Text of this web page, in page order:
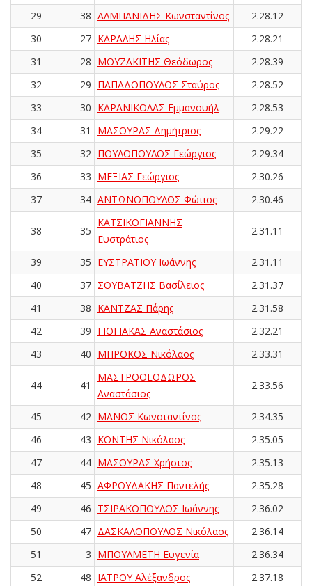
29
38 ΑΛΜΠΑΝΙΔΗΣ Κωνσταντίνος
2.28.12
30
27 ΚΑΡΑΛΗΣ Ηλίας
2.28.21
31
28 ΜΟΥΖΑΚΙΤΗΣ Θεόδωρος
2.28.39
32
29 ΠΑΠΑΔΟΠΟΥΛΟΣ Σταύρος
2.28.52
33
30 ΚΑΡΑΝΙΚΟΛΑΣ Εμμανουήλ
2.28.53
34
31 ΜΑΣΟΥΡΑΣ Δημήτριος
2.29.22
35
32 ΠΟΥΛΟΠΟΥΛΟΣ Γεώργιος
2.29.34
36
33 ΜΕΞΙΑΣ Γεώργιος
2.30.26
37
34 ΑΝΤΩΝΟΠΟΥΛΟΣ Φώτιος 2.30.46
38 35
ΚΑΤΣΙΚΟΓΙΑΝΝΗΣ
Ευστράτιος
2.31.11
39 35 ΕΥΣΤΡΑΤΙΟΥ Ιωάννης
2.31.11
40
37 ΣΟΥΒΑΤΖΗΣ Βασίλειος
2.31.37
41
38 ΚΑΝΤΖΑΣ Πάρης
2.31.58
42
39 ΓΙΟΓΙΑΚΑΣ Αναστάσιος
2.32.21
43
40 ΜΠΡΟΚΟΣ Νικόλαος 2.33.31
44 41
ΜΑΣΤΡΟΘΕΟΔΩΡΟΣ
Αναστάσιος
2.33.56
45 42 ΜΑΝΟΣ Κωνσταντίνος
2.34.35
46
43 ΚΟΝΤΗΣ Νικόλαος
2.35.05
47
44 ΜΑΣΟΥΡΑΣ Χρήστος
2.35.13
48
45 ΑΦΡΟΥΔΑΚΗΣ Παντελής
2.35.28
49
46 ΤΣΙΡΑΚΟΠΟΥΛΟΣ Ιωάννης
2.36.02
50
47 ΔΑΣΚΑΛΟΠΟΥΛΟΣ Νικόλαος
2.36.14
51
3 ΜΠΟΥΛΜΕΤΗ Ευγενία
2.36.34
52
48 ΙΑΤΡΟΥ Αλέξανδρος 2.37.18